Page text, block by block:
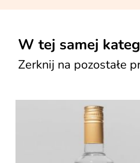
W tej samej
Zerknij na pozostałe